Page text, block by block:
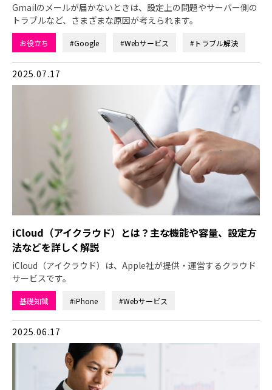
Gmailのメールが届かないときは、設定上の問題やサーバー側の
トラブルなど、さまざまな原因が考えられます。
お役立ち #Google #Webサービス #トラブル解決
2025.07.17
iCloud（アイクラウド）とは？主な機能や容量、設定方
法などを詳しく解説
iCloud（アイクラウド）は、Apple社が提供・運営するクラウド
サービスです。
基礎知識 #iPhone #Webサービス
2025.06.17